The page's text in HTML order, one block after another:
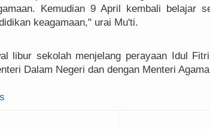
Kemudian 9 April kembali belajar
keagamaan," urai Mu'ti.
libur sekolah menjelang perayaan Idul
Dalam Negeri dan dengan Menteri Agama